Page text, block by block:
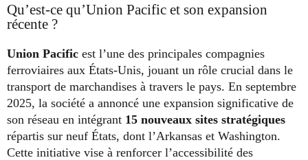
Qu’est-ce qu’Union Pacific et son expansion
récente ?
Union Pacific est l’une des principales compagnies
ferroviaires aux États-Unis, jouant un rôle crucial dans le
transport de marchandises à travers le pays. En septembre
2025, la société a annoncé une expansion significative de
son réseau en intégrant 15 nouveaux sites stratégiques
répartis sur neuf États, dont l’Arkansas et Washington.
Cette initiative vise à renforcer l’accessibilité des